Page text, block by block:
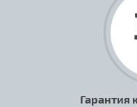
Гарантия